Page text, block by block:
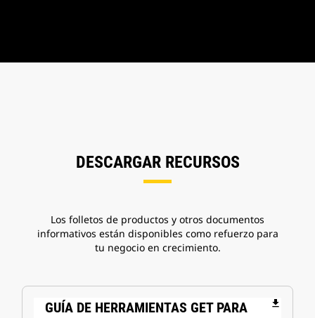
DESCARGAR RECURSOS
Los folletos de productos y otros documentos
informativos están disponibles como refuerzo para
tu negocio en crecimiento.
GUÍA DE HERRAMIENTAS GET PARA
file_download